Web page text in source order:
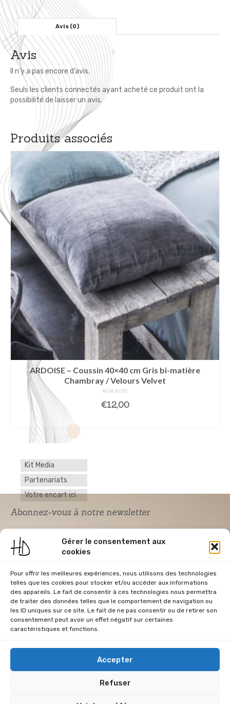
Gérer le consentement aux
cookies
Pour offrir les meilleures expériences, nous utilisons des technologies
telles que les cookies pour stocker et/ou accéder aux informations
des appareils. Le fait de consentir à ces technologies nous permettra
de traiter des données telles que le comportement de navigation ou
les ID uniques sur ce site. Le fait de ne pas consentir ou de retirer son
consentement peut avoir un effet négatif sur certaines
caractéristiques et fonctions.
Accepter
Refuser
200
cm
-
Couvre
Lit
Beige
Avis (0)
Avis
Il n’y a pas encore d’avis.
Seuls les clients connectés ayant acheté ce produit ont la
possibilité de laisser un avis.
Produits associés
ARDOISE – Coussin 40×40 cm Gris bi-matière
Chambray / Velours Velvet
NON NOTÉ
€12,00
AJOUTER AU PANIER
Kit Media
Partenariats
Votre encart ici
Abonnez-vous à notre newsletter
Acceptation RGPD
*
J'accepte la politique de confidentialité du
site Home & Déco